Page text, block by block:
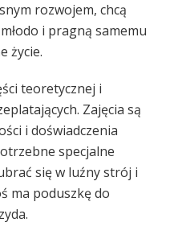
rozwojem, chcą
i pragną samemu
życie.
teoretycznej i
Zajęcia są
i doświadczenia
specjalne
się w luźny strój i
ma poduszkę do